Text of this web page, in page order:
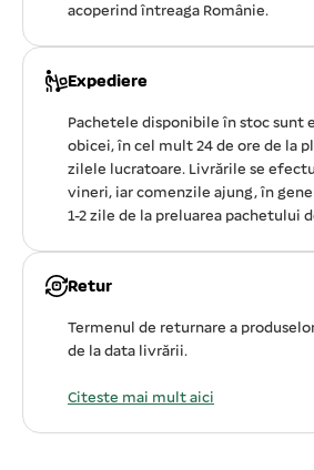
acoperind întreaga Românie.
Expediere
Pachetele disponibile în stoc sunt
obicei, în cel mult 24 de ore de la
zilele lucratoare. Livrările se
vineri, iar comenzile ajung, în
1-2 zile de la preluarea pachetului
Retur
Termenul de returnare a
de la data livrării.
Citeste mai mult aici